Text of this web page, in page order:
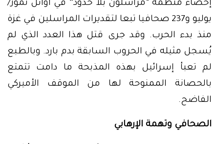
إحصاء منظمة “مراسلون بلا حدود” في أوائل تموز/
يوليو و237 صحافيا تبعا لتقديرات المراسلين في غزة
منذ بدء الحرب. وقد جرى قتل هذا العدد الذي لم
يُسجل مثيله في الحروب السابقة بدم بارد. وبالطبع
لم تعبأ إسرائيل بهذه المذبحة ما دامت تتمتع
بالحصانة الممنوحة لها من الموقف الأميركي
الفاضح.
الصحافي وتهمة الإرهابي